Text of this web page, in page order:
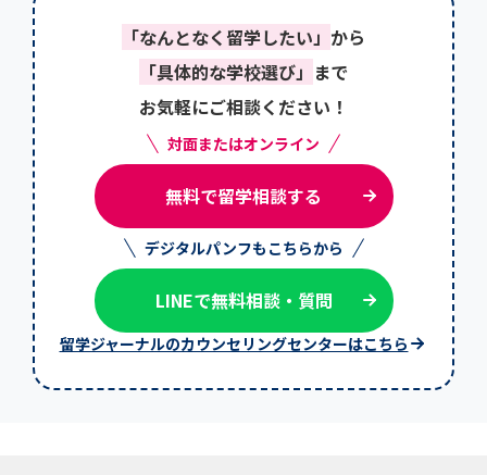
「なんとなく留学したい」 から
「具体的な学校選び」 まで
お気軽にご相談ください！
対面またはオンライン
無料で留学相談する
デジタルパンフもこちらから
LINEで無料相談・質問
留学ジャーナルのカウンセリングセンターはこちら